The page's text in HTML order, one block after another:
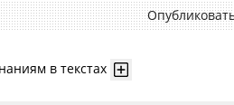
в текстах